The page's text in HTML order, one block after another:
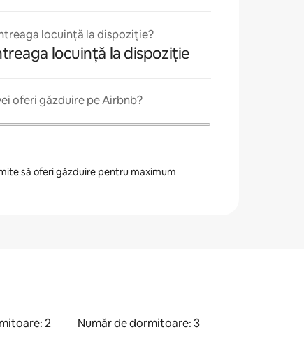
locuință la dispoziție?
locuință la dispoziție
oferi găzduire pe Airbnb?
să oferi găzduire pentru maximum
2 Număr de dormitoare: 3